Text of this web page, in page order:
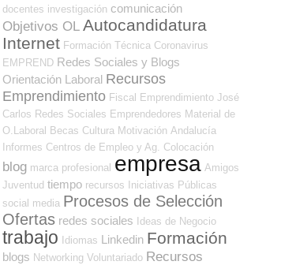
docentes investigación comunicación
Objetivos OL Autocandidatura
Internet Formación Técnica Coronavirus
EMPREND Redes Sociales y Blogs
Orientación Laboral Recursos
Emprendimiento Fiscal Emprendimiento José
Carlos Redes Sociales Emprendedores Material de
O.Laboral
Becas Cultura Motivación Andalucía
Informes Centros de Empleo y Ag. Colocación
blog marca profesional empresa Amigos
Juventud tiempo recursos
Iniciativas Públicas
social media Procesos de Selección
Ofertas redes sociales Ideas de Negocio
trabajo Idiomas Linkedin Formación
blogs Networking Voluntariado Recursos